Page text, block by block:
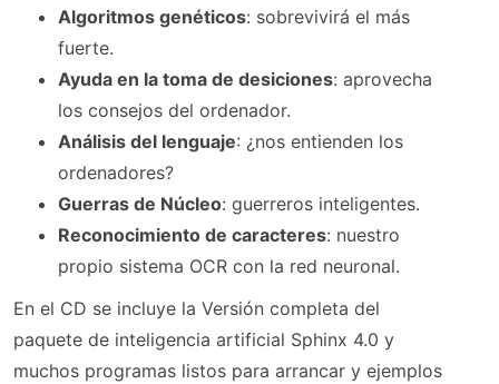
Algoritmos genéticos: sobrevivirá el más
fuerte.
Ayuda en la toma de desiciones: aprovecha
los consejos del ordenador.
Análisis del lenguaje: ¿nos entienden los
ordenadores?
Guerras de Núcleo: guerreros inteligentes.
Reconocimiento de caracteres: nuestro
propio sistema OCR con la red neuronal.
En el CD se incluye la Versión completa del
paquete de inteligencia artificial Sphinx 4.0 y
muchos programas listos para arrancar y ejemplos